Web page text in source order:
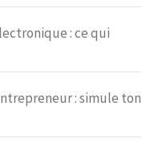
: ce qui
: simule ton